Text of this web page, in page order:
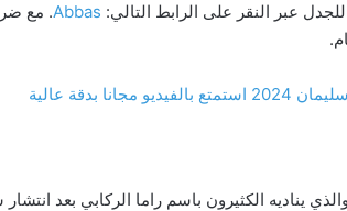
عبر النقر على الرابط التالي: Abbas. مع
يناديه الكثيرون باسم راما الركابي بعد